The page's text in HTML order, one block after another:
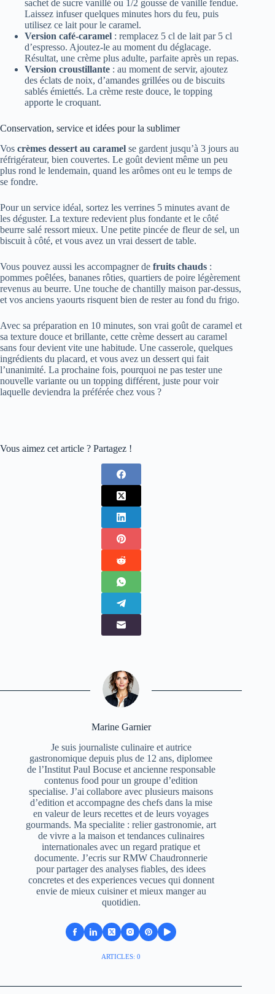
sachet de sucre vanillé ou 1/2 gousse de vanille fendue.
Laissez infuser quelques minutes hors du feu, puis
utilisez ce lait pour le caramel.
Version café-caramel : remplacez 5 cl de lait par 5 cl
d’espresso. Ajoutez-le au moment du déglacage.
Résultat, une crème plus adulte, parfaite après un repas.
Version croustillante : au moment de servir, ajoutez
des éclats de noix, d’amandes grillées ou de biscuits
sablés émiettés. La crème reste douce, le topping
apporte le croquant.
Conservation, service et idées pour la sublimer
Vos crèmes dessert au caramel se gardent jusqu’à 3 jours au
réfrigérateur, bien couvertes. Le goût devient même un peu
plus rond le lendemain, quand les arômes ont eu le temps de
se fondre.
Pour un service idéal, sortez les verrines 5 minutes avant de
les déguster. La texture redevient plus fondante et le côté
beurre salé ressort mieux. Une petite pincée de fleur de sel, un
biscuit à côté, et vous avez un vrai dessert de table.
Vous pouvez aussi les accompagner de fruits chauds :
pommes poêlées, bananes rôties, quartiers de poire légèrement
revenus au beurre. Une touche de chantilly maison par-dessus,
et vos anciens yaourts risquent bien de rester au fond du frigo.
Avec sa préparation en 10 minutes, son vrai goût de caramel et
sa texture douce et brillante, cette crème dessert au caramel
sans four devient vite une habitude. Une casserole, quelques
ingrédients du placard, et vous avez un dessert qui fait
l’unanimité. La prochaine fois, pourquoi ne pas tester une
nouvelle variante ou un topping différent, juste pour voir
laquelle deviendra la préférée chez vous ?
Vous aimez cet article ? Partagez !
Marine Garnier
Je suis journaliste culinaire et autrice
gastronomique depuis plus de 12 ans, diplomee
de l’Institut Paul Bocuse et ancienne responsable
contenus food pour un groupe d’edition
specialise. J’ai collabore avec plusieurs maisons
d’edition et accompagne des chefs dans la mise
en valeur de leurs recettes et de leurs voyages
gourmands. Ma specialite : relier gastronomie, art
de vivre a la maison et tendances culinaires
internationales avec un regard pratique et
documente. J’ecris sur RMW Chaudronnerie
pour partager des analyses fiables, des idees
concretes et des experiences vecues qui donnent
envie de mieux cuisiner et mieux manger au
quotidien.
ARTICLES: 0